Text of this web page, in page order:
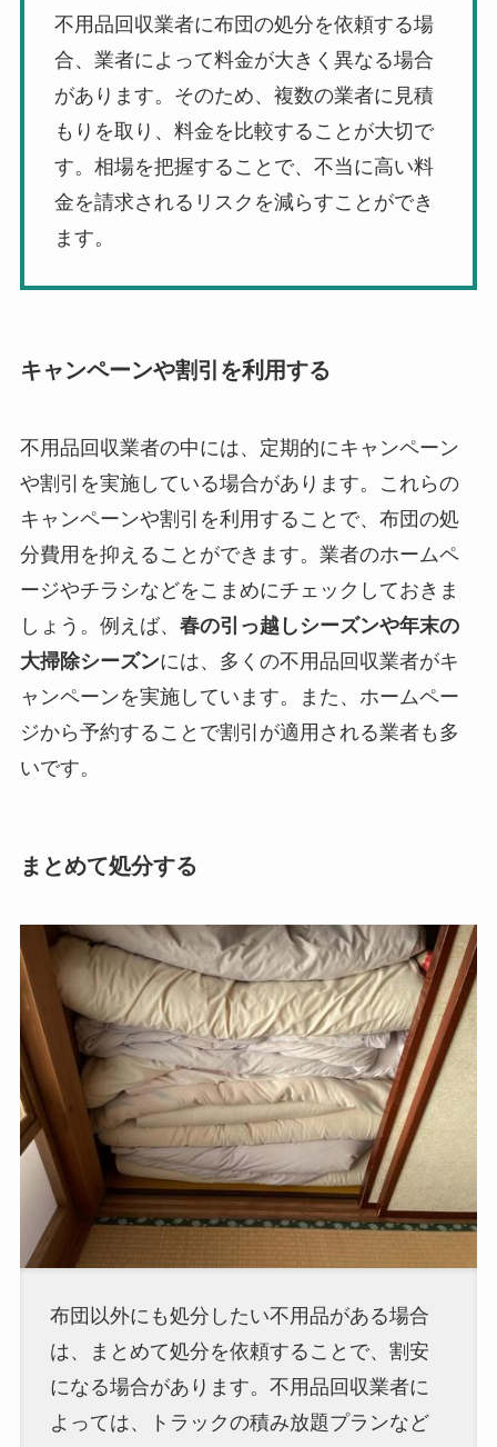
不用品回収業者に布団の処分を依頼する場
合、業者によって料金が大きく異なる場合
があります。そのため、複数の業者に見積
もりを取り、料金を比較することが大切で
す。相場を把握することで、不当に高い料
金を請求されるリスクを減らすことができ
ます。
キャンペーンや割引を利用する
不用品回収業者の中には、定期的にキャンペーン
や割引を実施している場合があります。これらの
キャンペーンや割引を利用することで、布団の処
分費用を抑えることができます。業者のホームペ
ージやチラシなどをこまめにチェックしておきま
しょう。例えば、 春の引っ越しシーズンや年末の
大掃除シーズンには、多くの不用品回収業者がキ
ャンペーンを実施しています。また、ホームペー
ジから予約することで割引が適用される業者も多
いです。
まとめて処分する
布団以外にも処分したい不用品がある場合
は、まとめて処分を依頼することで、割安
になる場合があります。不用品回収業者に
よっては、トラックの積み放題プランなど